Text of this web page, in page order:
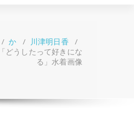
/か / 川津明日香 /
どうしたって好きにな
る」水着画像